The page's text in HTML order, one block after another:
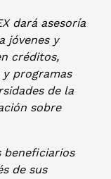
dará asesoría
jóvenes y
créditos,
programas
de la
sobre
beneficiarios
de sus